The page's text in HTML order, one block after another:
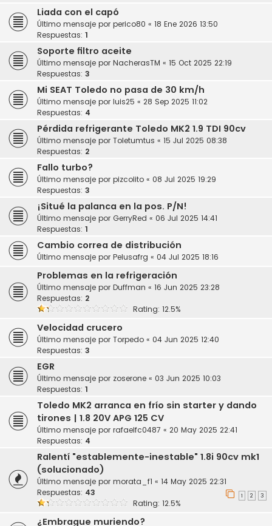
Liada con el capó
Último mensaje por perico80 « 18 Ene 2026 13:50
Respuestas: 1
Soporte filtro aceite
Último mensaje por NacherasTM « 15 Oct 2025 22:19
Respuestas: 3
Mi SEAT Toledo no pasa de 30 km/h
Último mensaje por luis25 « 28 Sep 2025 11:02
Respuestas: 4
Pérdida refrigerante Toledo MK2 1.9 TDI 90cv
Último mensaje por Toletumtus « 15 Jul 2025 08:38
Respuestas: 2
Fallo turbo?
Último mensaje por pizcolito « 08 Jul 2025 19:29
Respuestas: 3
¡Situé la palanca en la pos. P/N!
Último mensaje por GerryRed « 06 Jul 2025 14:41
Respuestas: 1
Cambio correa de distribución
Último mensaje por Pelusafrg « 04 Jul 2025 18:16
Problemas en la refrigeración
Último mensaje por Duffman « 16 Jun 2025 23:28
Respuestas: 2
Rating: 12.5%
Velocidad crucero
Último mensaje por Torpedo « 04 Jun 2025 12:40
Respuestas: 3
EGR
Último mensaje por zoserone « 03 Jun 2025 10:03
Respuestas: 1
Toledo MK2 arranca en frío sin starter y dando
tirones | 1.8 20V APG 125 CV
Último mensaje por rafaelfc0487 « 20 May 2025 22:41
Respuestas: 4
Ralentí "establemente-inestable" 1.8i 90cv mk1
(solucionado)
Último mensaje por morata_f1 « 14 May 2025 22:31
Respuestas: 43 1 2 3
Rating: 12.5%
¿Embrague muriendo?